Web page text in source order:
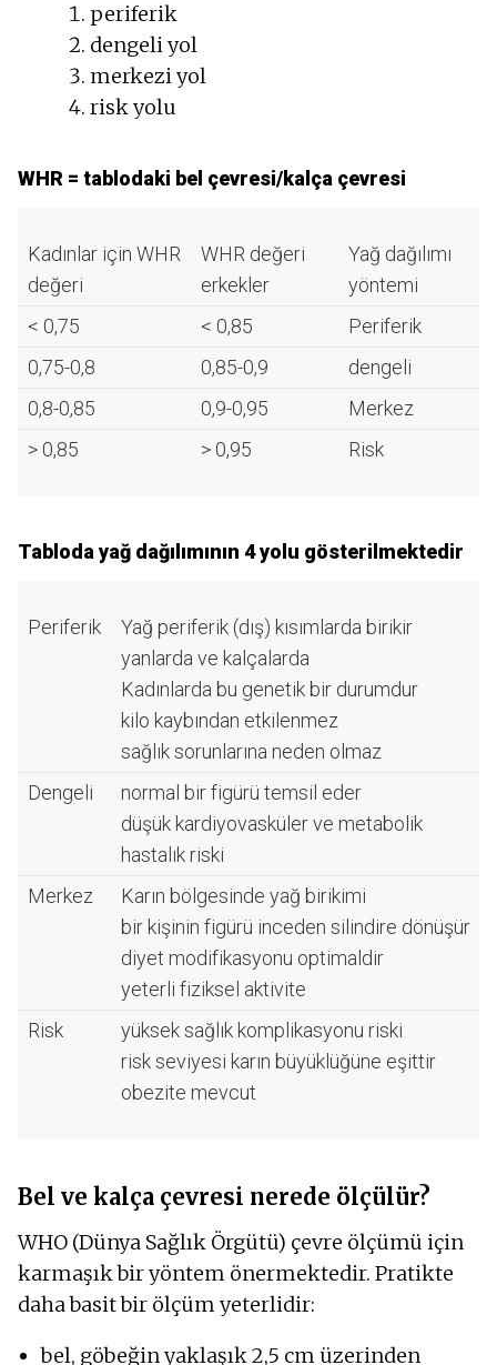
periferik
dengeli yol
merkezi yol
risk yolu
WHR = tablodaki bel çevresi/kalça çevresi
Kadınlar için WHR
değeri
WHR değeri
erkekler
Yağ dağılımı
yöntemi
< 0,75
< 0,85
Periferik
0,75-0,8
0,85-0,9
dengeli
0,8-0,85
0,9-0,95
Merkez
> 0,85
> 0,95 Risk
Tabloda yağ dağılımının 4 yolu gösterilmektedir
Periferik
Yağ periferik (dış) kısımlarda birikir
yanlarda ve kalçalarda
Kadınlarda bu genetik bir durumdur
kilo kaybından etkilenmez
sağlık sorunlarına neden olmaz
Dengeli
normal bir figürü temsil eder
düşük kardiyovasküler ve metabolik
hastalık riski
Merkez
Karın bölgesinde yağ birikimi
bir kişinin figürü inceden silindire dönüşür
diyet modifikasyonu optimaldir
yeterli fiziksel aktivite
Risk
yüksek sağlık komplikasyonu riski
risk seviyesi karın büyüklüğüne eşittir
obezite mevcut
Bel ve kalça çevresi nerede ölçülür?
WHO (Dünya Sağlık Örgütü) çevre ölçümü için
karmaşık bir yöntem önermektedir. Pratikte
daha basit bir ölçüm yeterlidir:
bel, göbeğin yaklaşık 2,5 cm üzerinden